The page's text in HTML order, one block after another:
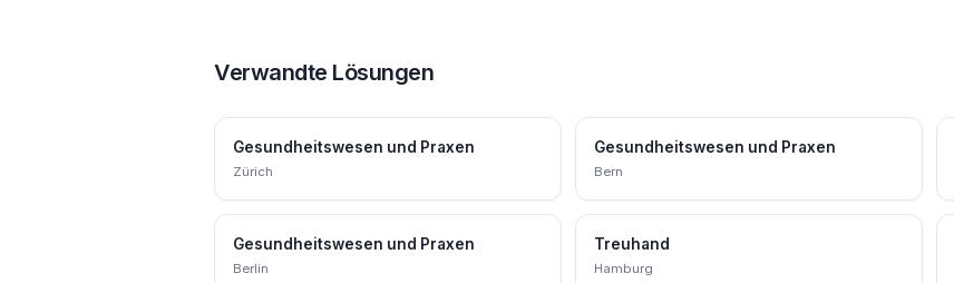
Verwandte Lösungen
Gesundheitswesen und Praxen
Zürich
Gesundheitswesen und Praxen
Bern
Gesundheitswesen und Praxen
Berlin
Treuhand
Hamburg